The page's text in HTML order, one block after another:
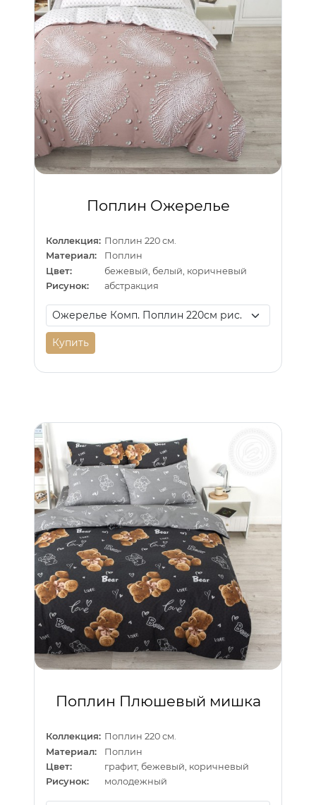
Поплин Ожерелье
Коллекция: Поплин 220 см.
Материал:
Поплин
Цвет:
бежевый, белый, коричневый
Рисунок:
абстракция
Купить
Поплин Плюшевый мишка
Коллекция: Поплин 220 см.
Материал:
Поплин
Цвет:
графит, бежевый, коричневый
Рисунок:
молодежный